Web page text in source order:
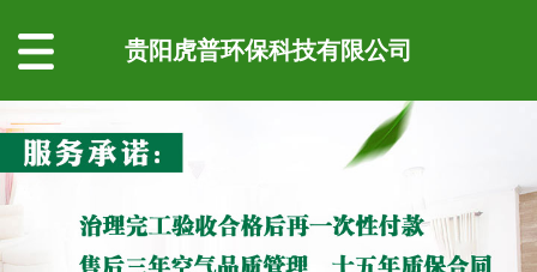
贵阳虎普环保科技有限公司